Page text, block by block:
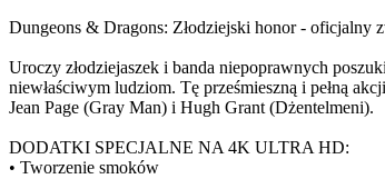
Dungeons & Dragons: Złodziejski honor -
Uroczy złodziejaszek i banda niepoprawnych
niewłaściwym ludziom. Tę prześmieszną i pełną
Jean Page (Gray Man) i Hugh Grant (Dżentelmeni).
DODATKI SPECJALNE NA 4K ULTRA HD:
• Tworzenie smoków